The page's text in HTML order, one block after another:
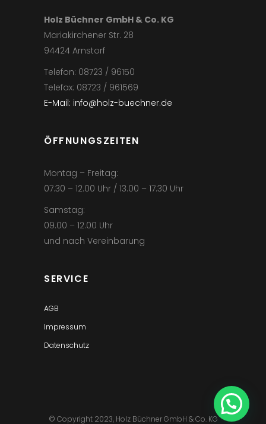
Holz Büchner GmbH & Co. KG
Mariakirchener Str. 28
94424 Arnstorf
Telefon: 08723 / 96150
Telefax: 08723 / 961569
E-Mail: info@holz-buechner.de
ÖFFNUNGSZEITEN
Montag – Freitag:
07.30 – 12.00 Uhr / 13.00 – 17.30 Uhr
Samstag:
09.00 – 12.00 Uhr
und nach Vereinbarung
SERVICE
AGB
Impressum
Datenschutz
© Copyright 2023, Holz Büchner GmbH & Co. KG